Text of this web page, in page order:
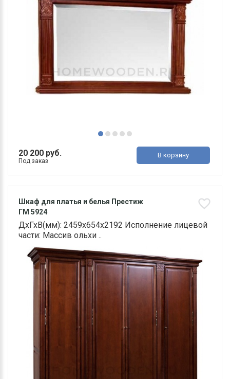
20 200 руб.
Под заказ
В корзину
Шкаф для платья и белья Престиж
ГМ 5924
ДхГхВ(мм): 2459х654х2192 Исполнение лицевой
части: Массив ольхи ..